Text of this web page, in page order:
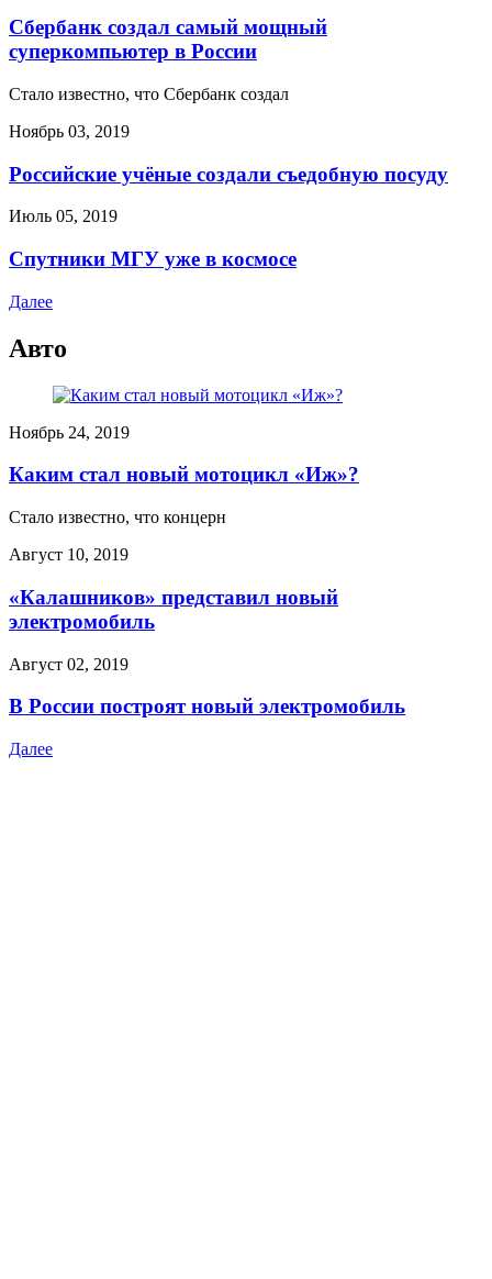
Сбербанк создал самый мощный
суперкомпьютер в России
Стало известно, что Сбербанк создал
Ноябрь 03, 2019
Российские учёные создали съедобную посуду
Июль 05, 2019
Спутники МГУ уже в космосе
Далее
Авто
Ноябрь 24, 2019
Каким стал новый мотоцикл «Иж»?
Стало известно, что концерн
Август 10, 2019
«Калашников» представил новый
электромобиль
Август 02, 2019
В России построят новый электромобиль
Далее